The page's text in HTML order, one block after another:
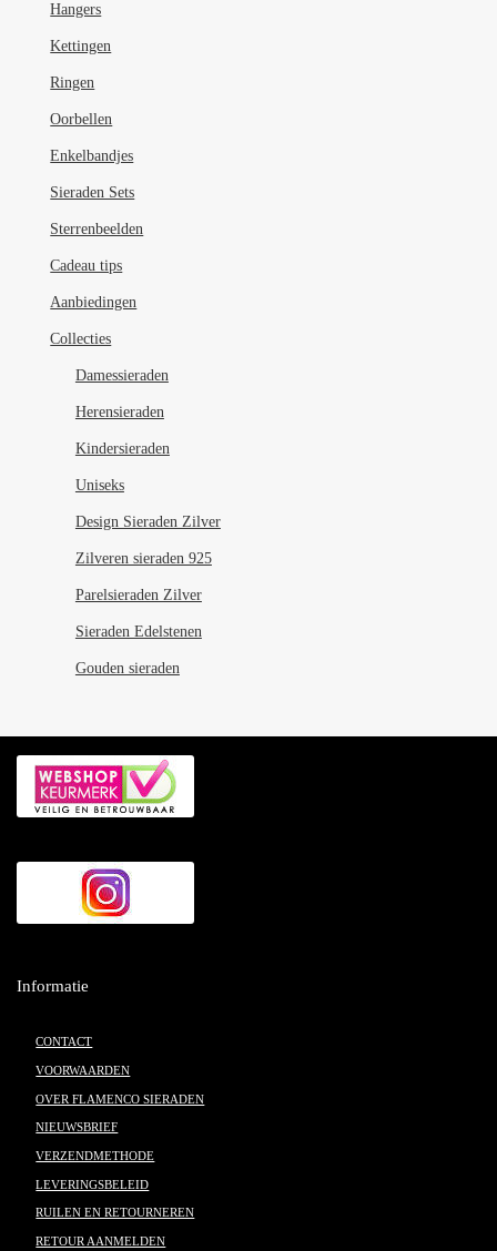
Hangers
Kettingen
Ringen
Oorbellen
Enkelbandjes
Sieraden Sets
Sterrenbeelden
Cadeau tips
Aanbiedingen
Collecties
Damessieraden
Herensieraden
Kindersieraden
Uniseks
Design Sieraden Zilver
Zilveren sieraden 925
Parelsieraden Zilver
Sieraden Edelstenen
Gouden sieraden
Informatie
CONTACT
VOORWAARDEN
OVER FLAMENCO SIERADEN
NIEUWSBRIEF
VERZENDMETHODE
LEVERINGSBELEID
RUILEN EN RETOURNEREN
RETOUR AANMELDEN